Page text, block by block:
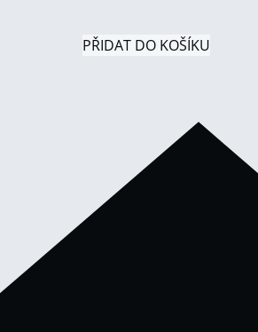
PŘIDAT DO KOŠÍKU